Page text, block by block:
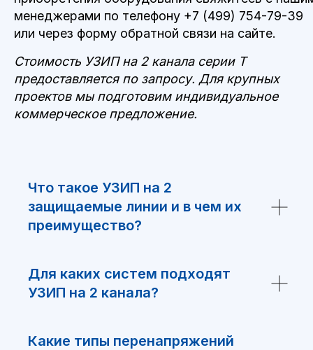
менеджерами по телефону +7 (499) 754-79-39
или через форму обратной связи на сайте.
Стоимость УЗИП на 2 канала серии T
предоставляется по запросу. Для крупных
проектов мы подготовим индивидуальное
коммерческое предложение.
Что такое УЗИП на 2
защищаемые линии и в чем их
преимущество?
Для каких систем подходят
УЗИП на 2 канала?
Какие типы перенапряжений